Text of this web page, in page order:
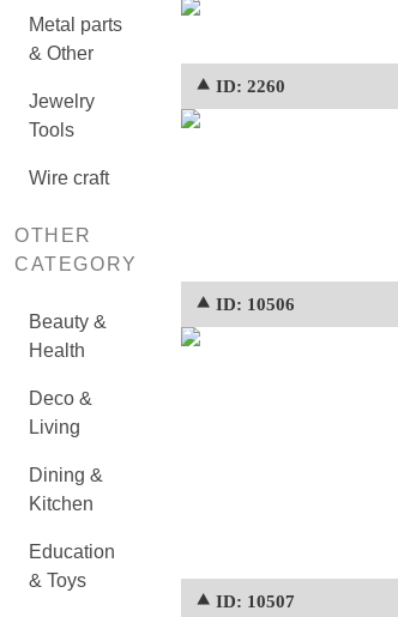
Metal parts
& Other
Jewelry
Tools
Wire craft
OTHER
CATEGORY
Beauty &
Health
Deco &
Living
Dining &
Kitchen
Education
& Toys
⯅ ID: 2260
⯅ ID: 10506
⯅ ID: 10507